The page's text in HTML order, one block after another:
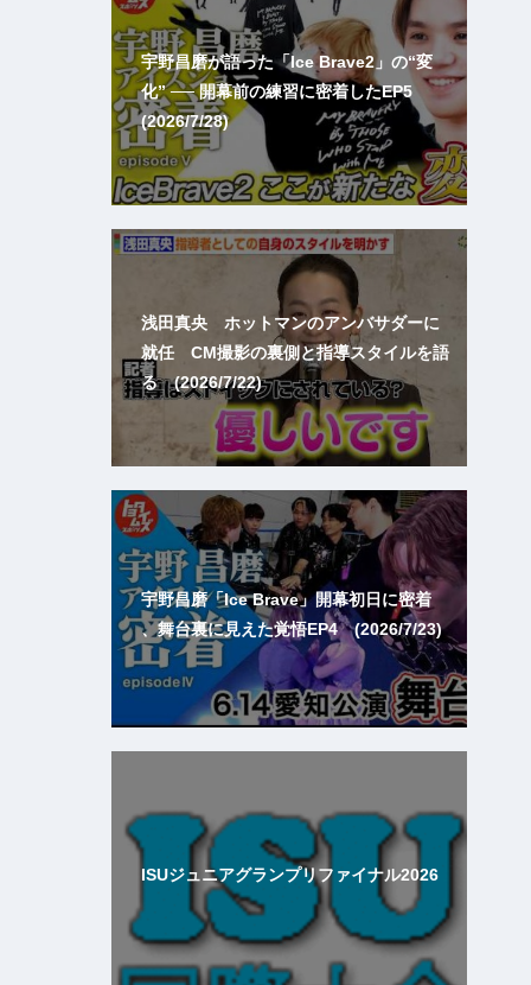
宇野昌磨が語った「Ice Brave2」の“変
化” ── 開幕前の練習に密着したEP5
(2026/7/28)
浅田真央 ホットマンのアンバサダーに
就任 CM撮影の裏側と指導スタイルを語
る (2026/7/22)
宇野昌磨「Ice Brave」開幕初日に密着
、舞台裏に見えた覚悟EP4 (2026/7/23)
ISUジュニアグランプリファイナル2026